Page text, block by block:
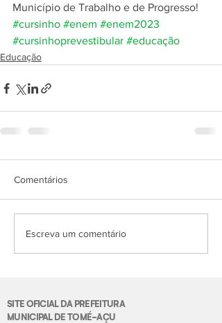
Município de Trabalho e de Progresso!
#cursinho #enem #enem2023
#cursinhoprevestibular #educação
Educação
Comentários
Escreva um comentário
SITE OFICIAL DA PREFEITURA
MUNICIPAL DE TOMÉ-AÇU